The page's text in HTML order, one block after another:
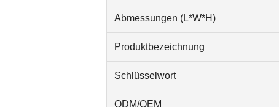
Abmessungen (L*W*H)
Produktbezeichnung
Schlüsselwort
ODM/OEM